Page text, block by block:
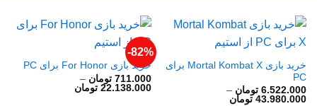
خرید بازی Mortal Kombat X برای
PC
6.522.000 تومان –
43.980.000 تومانمحدوده
82%-
خرید بازی For Honor برای PC
711.000 تومان –
22.138.000 تومانمحدوده